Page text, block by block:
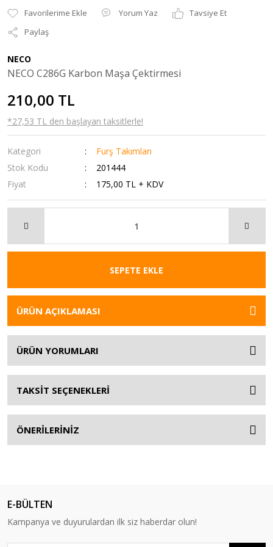
Yorum Yaz
Tavsiye Et
Paylaş
NECO
NECO C286G Karbon Maşa Çektirmesi
210,00 TL
*27,53 TL den başlayan taksitlerle!
Kategori
Furş Takımları
Stok Kodu
201444
Fiyat
175,00 TL + KDV
SEPETE EKLE
ÜRÜN AÇIKLAMASI
ÜRÜN YORUMLARI
TAKSİT SEÇENEKLERİ
ÖNERİLERİNİZ
E-BÜLTEN
Kampanya ve duyurulardan ilk siz haberdar olun!